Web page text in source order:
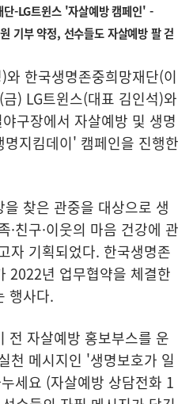
-LG트윈스 '자살예방 캠페인' -
기부 약정, 선수들도 자살예방 팔 걷
한국생명존중희망재단(이
) LG트윈스(대표 김인석)와
구장에서 자살예방 및 생명
지킴데이' 캠페인을 진행한
찾은 관중을 대상으로 생
·친구·이웃의 마음 건강에 관
자 기획되었다. 한국생명존
2022년 업무협약을 체결한
행사다.
전 자살예방 홍보부스를 운
천 메시지인 '생명보호가 일
세요 (자살예방 상담전화 1